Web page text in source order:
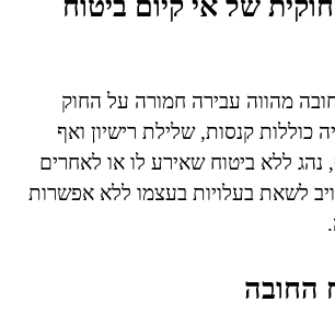
מהווה עבירה חמורה על החוק
כוללות קנסות, שלילת רישיון ואף
נהג ללא ביטוח שאירע לו או לאחרים
לשאת בעלויות בעצמו ללא אפשרות
החובה